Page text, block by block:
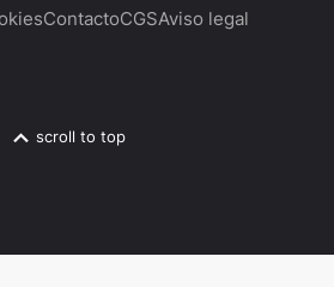
ContactoCGSAviso legal
scroll to top